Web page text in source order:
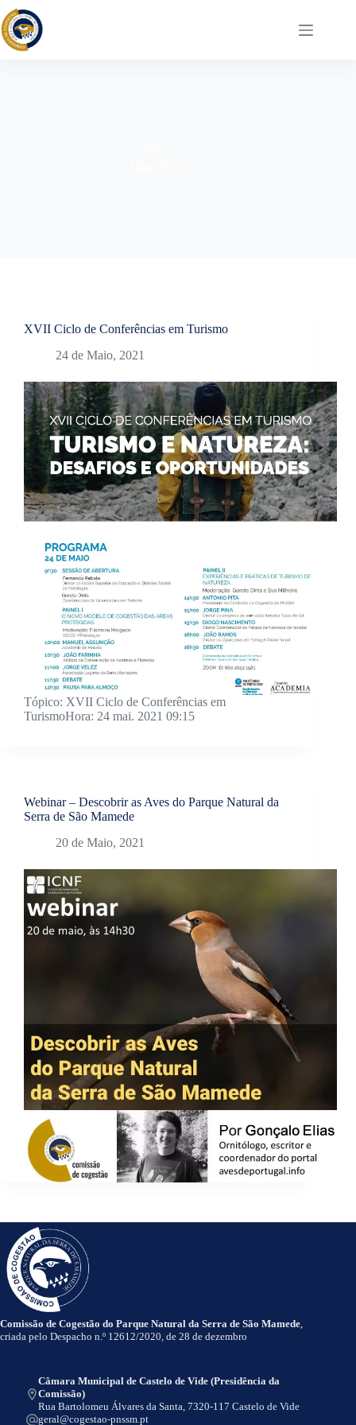
Pular
para
o
conteúdo
XVII Ciclo de Conferências em Turismo
24 de Maio, 2021
Tópico: XVII Ciclo de Conferências em
TurismoHora: 24 mai. 2021 09:15
Webinar – Descobrir as Aves do Parque Natural da
Serra de São Mamede
20 de Maio, 2021
Comissão de Cogestão do Parque Natural da Serra de São Mamede,
criada pelo Despacho n.º 12612/2020, de 28 de dezembro
Câmara Municipal de Castelo de Vide (Presidência da
Comissão)
Rua Bartolomeu Álvares da Santa, 7320-117 Castelo de Vide
geral@cogestao-pnssm.pt